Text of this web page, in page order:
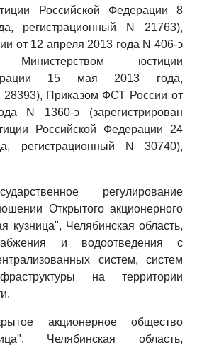
Российской Федерации 8
регистрационный N 21763),
от 12 апреля 2013 года N 406-э
Министерством юстиции
15 мая 2013 года,
28393), Приказом ФСТ России от
N 1360-э (зарегистрирован
Российской Федерации 24
регистрационный N 30740),
регулирование
Открытого акционерного
кузница", Челябинская область,
и водоотведения с
систем, систем
на территории
акционерное общество
Челябинская область,